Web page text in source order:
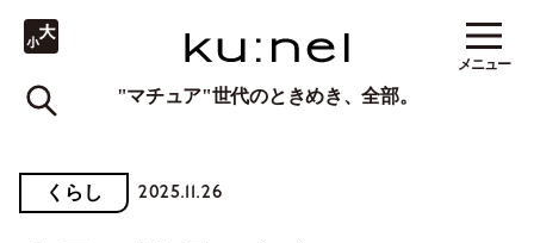
"マチュア"世代のときめき、全部。
メニュー
くらし 2025.11.26